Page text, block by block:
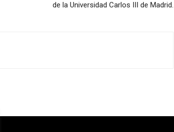
de la Universidad Carlos III de Madrid.